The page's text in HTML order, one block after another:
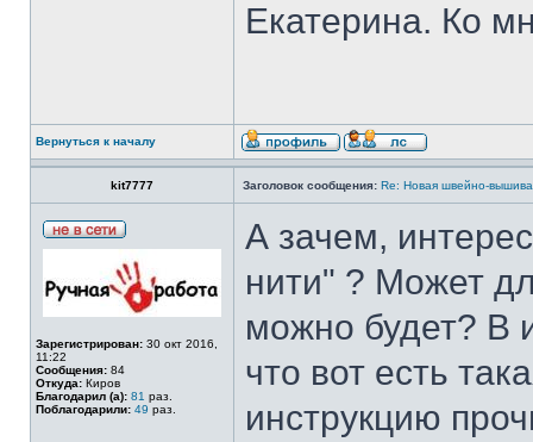
Екатерина. Ко
Вернуться к началу
kit7777 Заголовок сообщения: Re: Новая швейно-
Зарегистрирован: 30 окт 2016,
11:22
Сообщения: 84
Откуда: Киров
Благодарил (а): 81 раз.
Поблагодарили: 49 раз.
А зачем,
нити" ? Может
можно будет? В
что вот есть
инструкцию